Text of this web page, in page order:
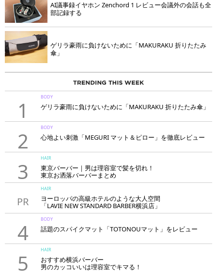
AI議事録イヤホン Zenchord 1 レビュー会議外の会話も全
部記録する
ゲリラ豪雨に負けないために「MAKURAKU 折りたたみ
傘」
1
BODY
ゲリラ豪雨に負けないために「MAKURAKU 折りたたみ傘」
2
BODY
心地よい刺激「MEGURI マット＆ピロー」を徹底レビュー
3
HAIR
東京バーバー｜男は理容室で髪を切れ！
東京お洒落バーバーまとめ
PR
HAIR
ヨーロッパの高級ホテルのような大人空間
「LAVIE NEW STANDARD BARBER横浜店」
4
BODY
話題のスパイクマット「TOTONOUマット」をレビュー
5
HAIR
おすすめ横浜バーバー
男のカッコいいは理容室でキマる！